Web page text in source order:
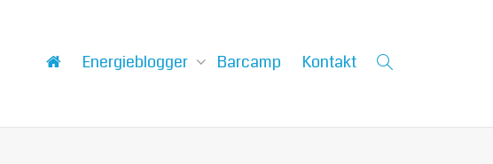
Energieblogger Barcamp Kontakt